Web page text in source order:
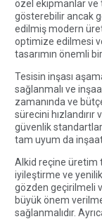
özel ekipmanlar ve
gösterebilir ancak
edilmiş modern
optimize edilmesi
tasarımın önemli bir
Tesisin inşası
sağlanmalı ve
zamanında ve
sürecini
güvenlik
tam uyum da inşaat
Alkid reçine üretim
iyileştirme ve
gözden geçirilmeli
büyük önem
sağlanmalıdır.